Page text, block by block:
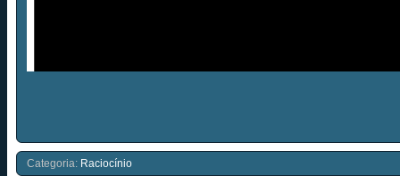
Categoria: Raciocínio